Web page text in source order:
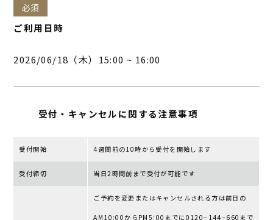
必須
ご利用日時
2026/06/18（木）15:00 ~ 16:00
受付・キャンセルに関する注意事項
受付開始 4週間前の10時から受付を開始します
受付締切 当日2時間前まで受付が可能です
ご予約を変更またはキャンセルされる⽅は前⽇の
AM10:00からPM5:00までに0120−144−660まで